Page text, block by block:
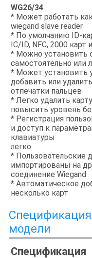
WG26/34
* Может работать
wiegand slave reader
* По умолчанию ID-
IC/ID, NFC, 2000 карт
* Можно установить
самостоятельно или
* Может установить
добавить или
отпечатки пальцев
* Легко удалить
повысить уровень
* Регистрация
и доступ к
клавиатуры
легко
* Пользовательские
импортированы на
соединение Wiegand
* Автоматическое
несколько карт
модели
Спецификация